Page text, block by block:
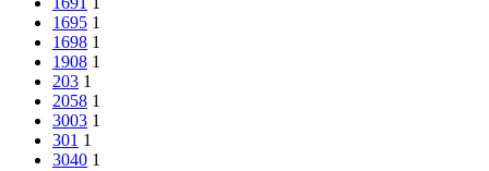
1695 1
1698 1
1908 1
203 1
2058 1
3003 1
301 1
3040 1